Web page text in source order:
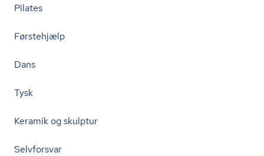
Pilates
Førstehjælp
Dans
Tysk
Keramik og skulptur
Selvforsvar